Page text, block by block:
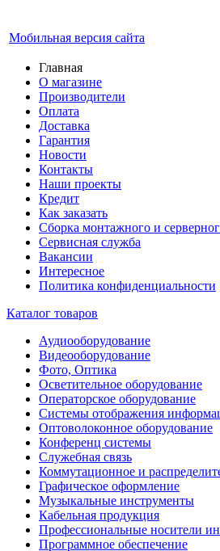
Мобильная версия сайта
Главная
О магазине
Производители
Оплата
Доставка
Гарантия
Новости
Контакты
Наши проекты
Кредит
Как заказать
Сборка монтажного и
Сервисная служба
Вакансии
Интересное
Политика конфиденциальности
Каталог товаров
Аудиооборудование
Видеооборудование
Фото, Оптика
Осветительное оборудование
Операторское оборудование
Системы отображения
Оптоволоконное оборудование
Конференц системы
Служебная связь
Коммутационное и
Графическое оформление
Музыкальные инструменты
Кабельная продукция
Профессиональные носители
Программное обеспечение